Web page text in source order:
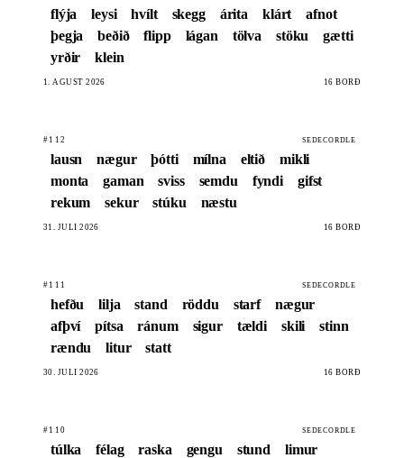
flýja leysi hvílt skegg árita klárt
afnot
þegja
beðið flipp lágan tölva stöku
gætti
yrðir
klein
1. ÁGÚST 2026 16 BORÐ
#112 SEDECORDLE
lausn nægur þótti mílna eltið
mikli
monta
gaman sviss semdu fyndi
gifst
rekum
sekur stúku næstu
31. JÚLÍ 2026 16 BORÐ
#111 SEDECORDLE
hefðu lilja stand röddu starf
nægur
afþví
pítsa ránum sigur tældi skili
stinn
rændu
litur statt
30. JÚLÍ 2026 16 BORÐ
#110 SEDECORDLE
túlka félag raska gengu stund
limur